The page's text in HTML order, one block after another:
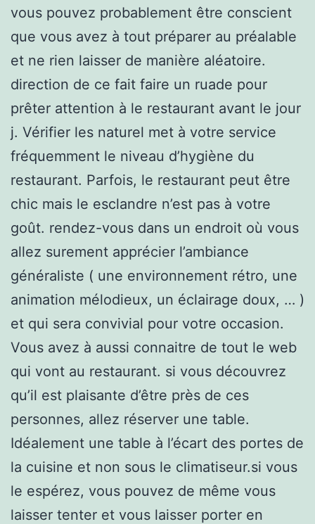
vous pouvez probablement être conscient
que vous avez à tout préparer au préalable
et ne rien laisser de manière aléatoire.
direction de ce fait faire un ruade pour
prêter attention à le restaurant avant le jour
j. Vérifier les naturel met à votre service
fréquemment le niveau d’hygiène du
restaurant. Parfois, le restaurant peut être
chic mais le esclandre n’est pas à votre
goût. rendez-vous dans un endroit où vous
allez surement apprécier l’ambiance
généraliste ( une environnement rétro, une
animation mélodieux, un éclairage doux, … )
et qui sera convivial pour votre occasion.
Vous avez à aussi connaitre de tout le web
qui vont au restaurant. si vous découvrez
qu’il est plaisante d’être près de ces
personnes, allez réserver une table.
Idéalement une table à l’écart des portes de
la cuisine et non sous le climatiseur.si vous
le espérez, vous pouvez de même vous
laisser tenter et vous laisser porter en